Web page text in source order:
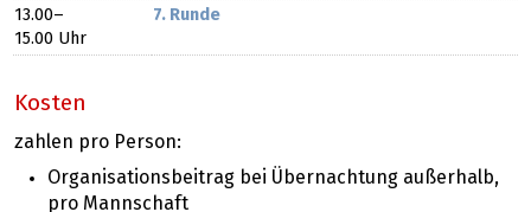
13.00​–
15.00 Uhr
7. Runde
Kosten
zahlen pro Person:
Organisationsbeitrag bei Übernachtung außerhalb,
pro Mannschaft